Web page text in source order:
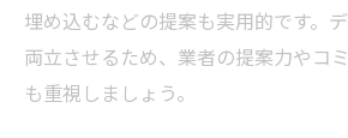
埋め込むなどの提案も実用的です。
両立させるため、業者の提案力やコ
も重視しましょう。